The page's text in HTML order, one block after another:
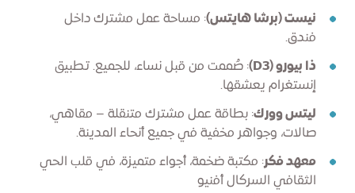
نيست (برشا هايتس): مساحة عمل مشترك داخل
فندق.
ذا بيورو (D3)
: صُممت من قبل نساء، للجميع. تطبيق
إنستغرام يعشقها.
ليتس وورك: بطاقة عمل مشترك متنقلة – مقاهي،
صالات، وجواهر مخفية في جميع أنحاء المدينة.
معهد فكر: مكتبة ضخمة، أجواء متميزة، في قلب الحي
الثقافي السركال أفنيو